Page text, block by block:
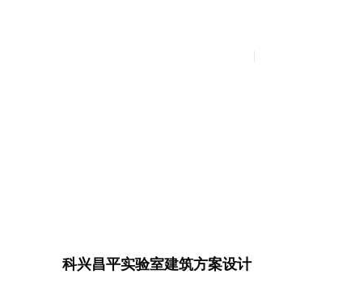
科兴昌平实验室建筑方案设计